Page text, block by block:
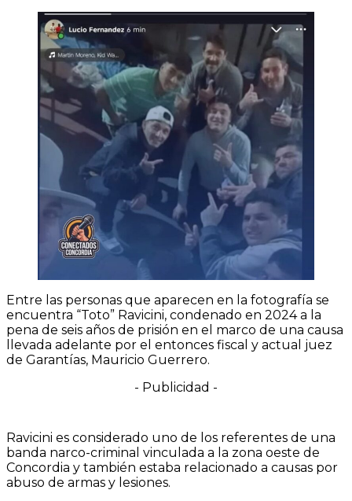
Entre las personas que aparecen en la fotografía se
encuentra “Toto” Ravicini, condenado en 2024 a la
pena de seis años de prisión en el marco de una causa
llevada adelante por el entonces fiscal y actual juez
de Garantías, Mauricio Guerrero.
- Publicidad -
Ravicini es considerado uno de los referentes de una
banda narco-criminal vinculada a la zona oeste de
Concordia y también estaba relacionado a causas por
abuso de armas y lesiones.